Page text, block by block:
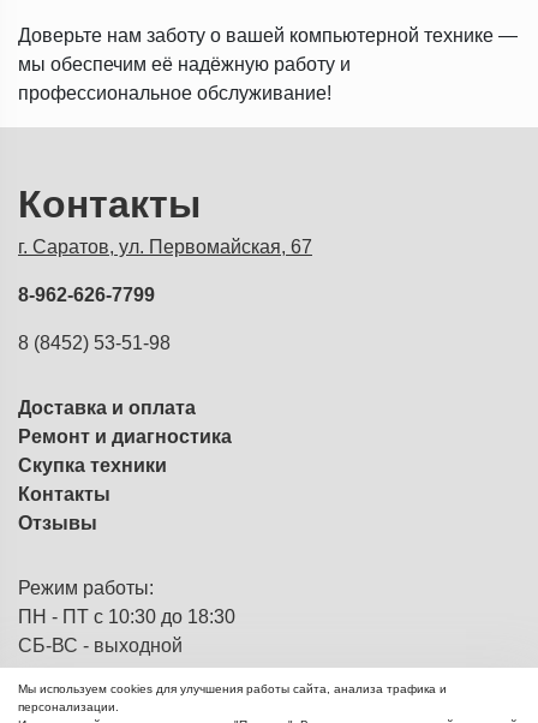
Доверьте нам заботу о вашей компьютерной технике —
мы обеспечим её надёжную работу и
профессиональное обслуживание!
Контакты
г. Саратов, ул. Первомайская, 67
8-962-626-7799
8 (8452) 53-51-98
Доставка и оплата
Ремонт и диагностика
Скупка техники
Контакты
Отзывы
Режим работы:
ПН - ПТ с 10:30 до 18:30
СБ-ВС - выходной
Мы используем cookies для улучшения работы сайта, анализа трафика и
персонализации.